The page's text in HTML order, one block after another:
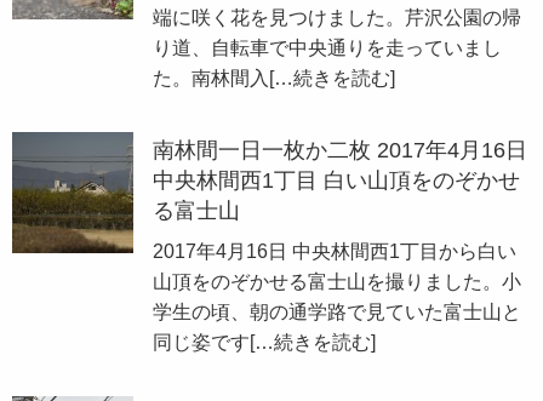
端に咲く花を見つけました。芹沢公園の帰
り道、自転車で中央通りを走っていまし
た。南林間入 […続きを読む]
南林間一日一枚か二枚 2017年4月16日
中央林間西1丁目 白い山頂をのぞかせ
る富士山
2017年4月16日 中央林間西1丁目から白い
山頂をのぞかせる富士山を撮りました。小
学生の頃、朝の通学路で見ていた富士山と
同じ姿です[…続きを読む]